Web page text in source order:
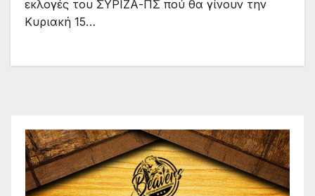
εκλογές του ΣΥΡΙΖΑ-ΠΣ πού θα γίνουν την
Κυριακή 15…